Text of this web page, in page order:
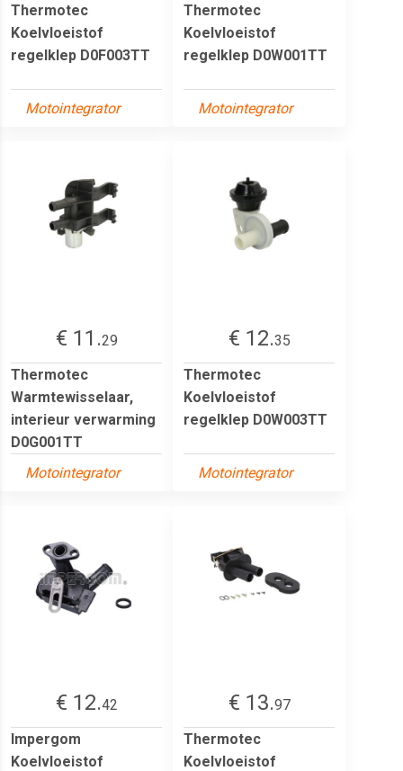
Thermotec
Koelvloeistof
regelklep D0F003TT
Motointegrator
Thermotec
Koelvloeistof
regelklep D0W001TT
Motointegrator
€ 11.29
Thermotec
Warmtewisselaar,
interieur verwarming
D0G001TT
Motointegrator
€ 12.35
Thermotec
Koelvloeistof
regelklep D0W003TT
Motointegrator
€ 12.42
Impergom
Koelvloeistof
€ 13.97
Thermotec
Koelvloeistof